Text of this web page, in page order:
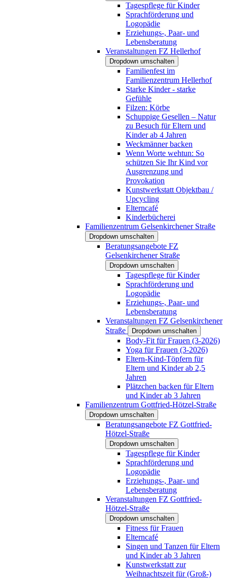
Tagespflege für Kinder
Sprachförderung und
Logopädie
Erziehungs-, Paar- und
Lebensberatung
Veranstaltungen FZ Hellerhof
Dropdown umschalten
Familienfest im
Familienzentrum Hellerhof
Starke Kinder - starke
Gefühle
Filzen: Körbe
Schuppige Gesellen – Natur
zu Besuch für Eltern und
Kinder ab 4 Jahren
Weckmänner backen
Wenn Worte wehtun: So
schützen Sie Ihr Kind vor
Ausgrenzung und
Provokation
Kunstwerkstatt Objektbau /
Upcycling
Elterncafé
Kinderbücherei
Familienzentrum Gelsenkirchener Straße
Dropdown umschalten
Beratungsangebote FZ
Gelsenkirchener Straße
Dropdown umschalten
Tagespflege für Kinder
Sprachförderung und
Logopädie
Erziehungs-, Paar- und
Lebensberatung
Veranstaltungen FZ Gelsenkirchener
Straße
Dropdown umschalten
Body-Fit für Frauen (3-2026)
Yoga für Frauen (3-2026)
Eltern-Kind-Töpfern für
Eltern und Kinder ab 2,5
Jahren
Plätzchen backen für Eltern
und Kinder ab 3 Jahren
Familienzentrum Gottfried-Hötzel-Straße
Dropdown umschalten
Beratungsangebote FZ Gottfried-
Hötzel-Straße
Dropdown umschalten
Tagespflege für Kinder
Sprachförderung und
Logopädie
Erziehungs-, Paar- und
Lebensberatung
Veranstaltungen FZ Gottfried-
Hötzel-Straße
Dropdown umschalten
Fitness für Frauen
Elterncafé
Singen und Tanzen für Eltern
und Kinder ab 3 Jahren
Kunstwerkstatt zur
Weihnachtszeit für (Groß-)